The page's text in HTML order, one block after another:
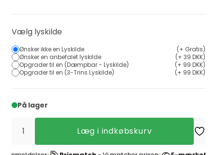
Vælg lyskilde
Ønsker ikke en Lyskilde
(+ Gratis)
Ønsker en anbefalet lyskilde
(+ 39 DKK)
Opgrader til en (Dæmpbar - Lyskilde)
(+ 99 DKK)
Opgrader til en (3-Trins Lyskilde)
(+ 99 DKK)
På lager
Læg i indkøbskurv